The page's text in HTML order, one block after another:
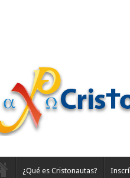
¿Qué es Cristonautas?